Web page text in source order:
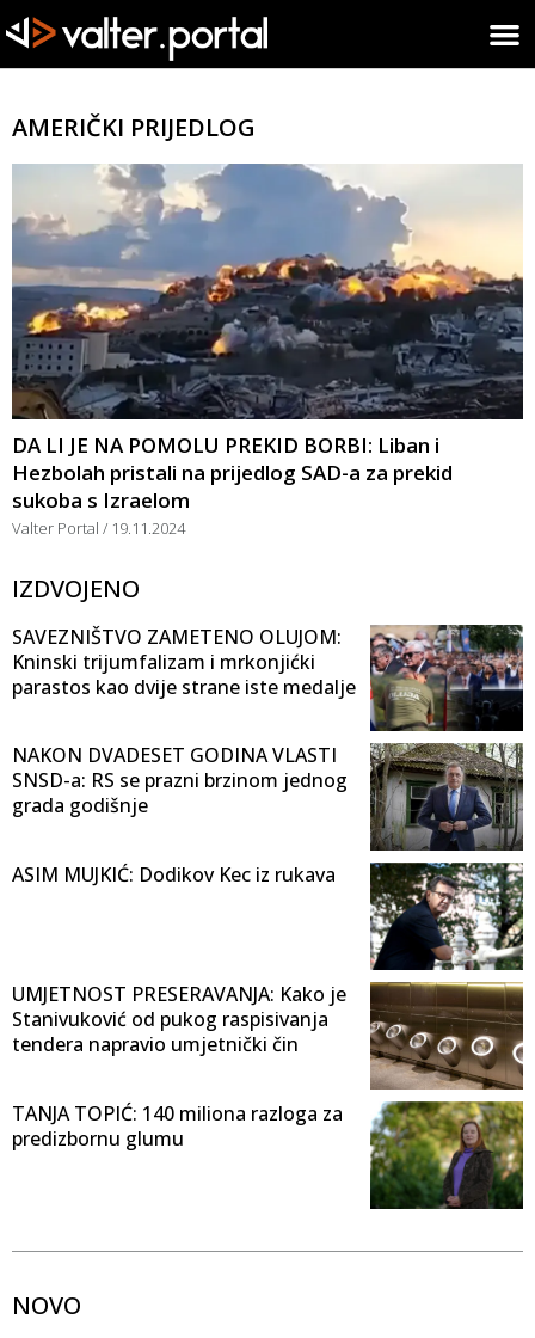
AMERIČKI PRIJEDLOG
DA LI JE NA POMOLU PREKID BORBI: Liban i
Hezbolah pristali na prijedlog SAD-a za prekid
sukoba s Izraelom
Valter Portal 19.11.2024
IZDVOJENO
SAVEZNIŠTVO ZAMETENO OLUJOM:
Kninski trijumfalizam i mrkonjićki
parastos kao dvije strane iste medalje
NAKON DVADESET GODINA VLASTI
SNSD-a: RS se prazni brzinom jednog
grada godišnje
ASIM MUJKIĆ: Dodikov Kec iz rukava
UMJETNOST PRESERAVANJA: Kako je
Stanivuković od pukog raspisivanja
tendera napravio umjetnički čin
TANJA TOPIĆ: 140 miliona razloga za
predizbornu glumu
NOVO